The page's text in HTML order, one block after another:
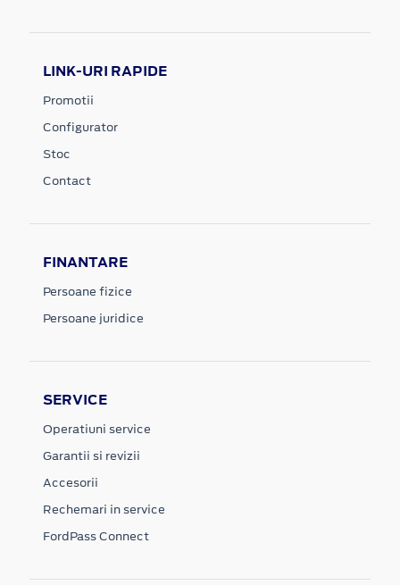
LINK-URI RAPIDE
Promotii
Configurator
Stoc
Contact
FINANTARE
Persoane fizice
Persoane juridice
SERVICE
Operatiuni service
Garantii si revizii
Accesorii
Rechemari in service
FordPass Connect